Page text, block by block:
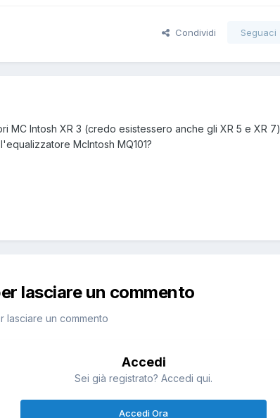
Condividi Seguaci
MC Intosh XR 3 (credo esistessero anche gli XR 5 e XR 7)
McIntosh MQ101?
lasciare un commento
lasciare un commento
Accedi
Sei già registrato? Accedi qui.
Accedi Ora